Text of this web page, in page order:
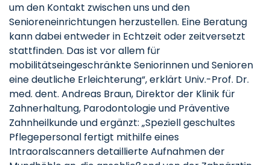
um den Kontakt zwischen uns und den
Senioreneinrichtungen herzustellen. Eine Beratung
kann dabei entweder in Echtzeit oder zeitversetzt
stattfinden. Das ist vor allem für
mobilitätseingeschränkte Seniorinnen und Senioren
eine deutliche Erleichterung“, erklärt Univ.-Prof. Dr.
med. dent. Andreas Braun, Direktor der Klinik für
Zahnerhaltung, Parodontologie und Präventive
Zahnheilkunde und ergänzt: „Speziell geschultes
Pflegepersonal fertigt mithilfe eines
Intraoralscanners detaillierte Aufnahmen der